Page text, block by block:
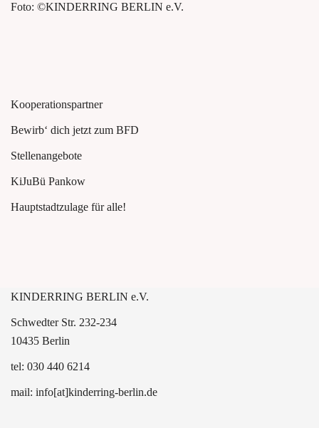
Foto: ©KINDERRING BERLIN e.V.
Kooperationspartner
Bewirb‘ dich jetzt zum BFD
Stellenangebote
KiJuBü Pankow
Hauptstadtzulage für alle!
KINDERRING BERLIN e.V.
Schwedter Str. 232-234
10435 Berlin
tel: 030 440 6214
mail: info[at]kinderring-berlin.de